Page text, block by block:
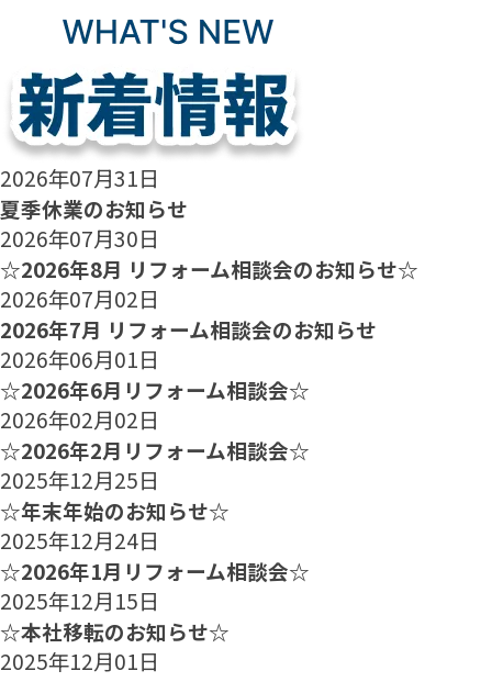
2026年07月31日
夏季休業のお知らせ
2026年07月30日
☆2026年8月 リフォーム相談会のお知らせ☆
2026年07月02日
2026年7月 リフォーム相談会のお知らせ
2026年06月01日
☆2026年6月リフォーム相談会☆
2026年02月02日
☆2026年2月リフォーム相談会☆
2025年12月25日
☆年末年始のお知らせ☆
2025年12月24日
☆2026年1月リフォーム相談会☆
2025年12月15日
☆本社移転のお知らせ☆
2025年12月01日